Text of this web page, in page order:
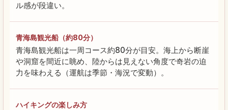
ル感が段違い。
青海島観光船（約80分）
青海島観光船は一周コース約80分が目安。海上から断崖
や洞窟を間近に眺め、陸からは見えない角度で奇岩の迫
力を味わえる（運航は季節・海況で変動）。
ハイキングの楽しみ方